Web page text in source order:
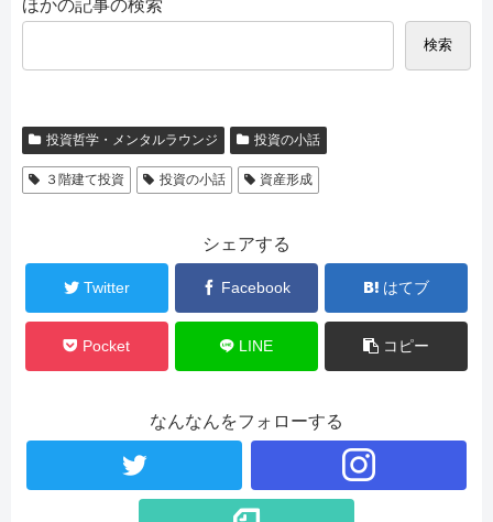
ほかの記事の検索
検索
投資哲学・メンタルラウンジ 投資の小話
３階建て投資 投資の小話 資産形成
シェアする
Twitter Facebook はてブ
Pocket LINE コピー
なんなんをフォローする